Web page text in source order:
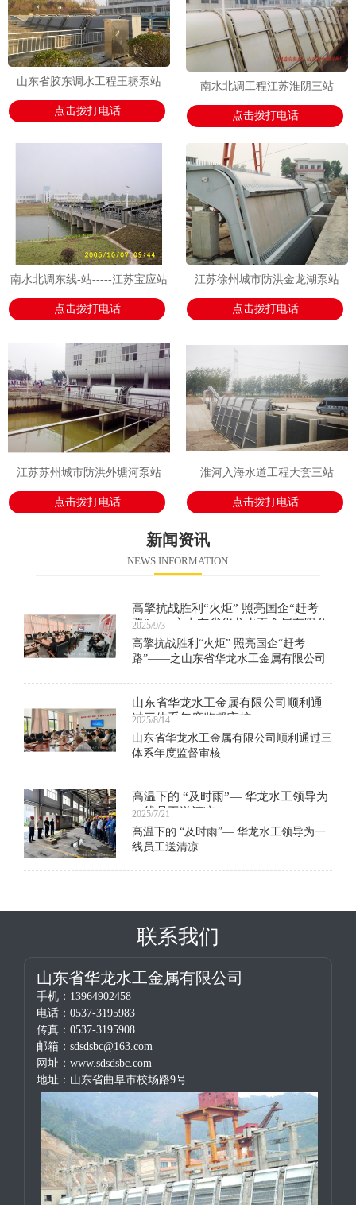
山东省胶东调水工程王耨泵站
点击拨打电话
南水北调工程江苏淮阴三站
点击拨打电话
南水北调东线-站-----江苏宝应站
点击拨打电话
江苏徐州城市防洪金龙湖泵站
点击拨打电话
江苏苏州城市防洪外塘河泵站
点击拨打电话
淮河入海水道工程大套三站
点击拨打电话
新闻资讯
NEWS INFORMATION
高擎抗战胜利“火炬” 照亮国企“赶考
路”——之山东省华龙水工金属有限公
司组织观看阅兵仪式
2025/9/3
高擎抗战胜利“火炬” 照亮国企“赶考
路”——之山东省华龙水工金属有限公司
山东省华龙水工金属有限公司顺利通
过三体系年度监督审核
2025/8/14
山东省华龙水工金属有限公司顺利通过三
体系年度监督审核
高温下的 “及时雨”— 华龙水工领导为
一线员工送清凉
2025/7/21
高温下的 “及时雨”— 华龙水工领导为一
线员工送清凉
联系我们
山东省华龙水工金属有限公司
手机：13964902458
电话：0537-3195983
传真：0537-3195908
邮箱：sdsdsbc@163.com
网址：www.sdsdsbc.com
地址：山东省曲阜市校场路9号